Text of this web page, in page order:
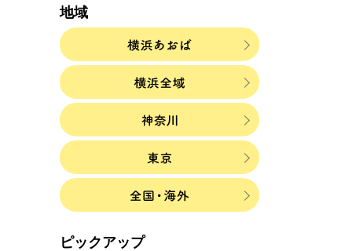
地域
ピックアップ